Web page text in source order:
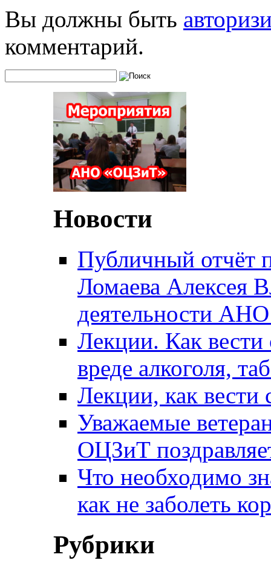
Вы должны быть
комментарий.
Новости
Публичный отчёт
Ломаева Алексея
деятельности
Лекции. Как вести
вреде алкоголя,
Лекции, как вести
Уважаемые
ОЦЗиТ
Что необходимо
как не заболеть
Рубрики